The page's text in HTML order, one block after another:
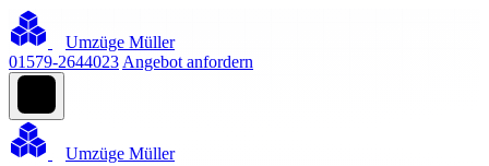
Umzüge Müller
01579-2644023 Angebot anfordern
Umzüge Müller